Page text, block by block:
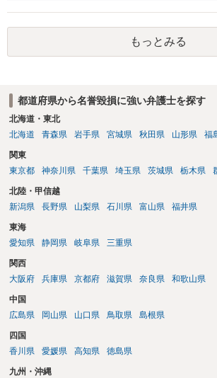
ょう。 既に弁護士にご依頼されているとのこと
護士と打ち合わせの末どのように対応するかを
もっとみる
都道府県から名誉毀損に強い弁護士を探す
北海道・東北
北海道
青森県 岩手県 宮城県 秋田県 山形県 福
関東
東京都
神奈川県 千葉県 埼玉県 茨城県 栃木県
北陸・甲信越
新潟県
長野県 山梨県 石川県 富山県 福井県
東海
愛知県
静岡県 岐阜県 三重県
関西
大阪府
兵庫県 京都府 滋賀県 奈良県 和歌山県
中国
広島県
岡山県 山口県 鳥取県 島根県
四国
香川県
愛媛県 高知県 徳島県
九州・沖縄